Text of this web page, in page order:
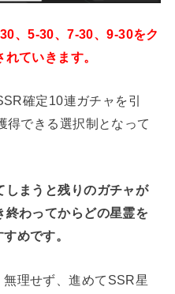
、5-30、7-30、9-30をク
ていきます。
確定10連ガチャを引
得できる選択制となって
しまうと残りのガチャが
わってからどの星霊を
めです。
理せず、進めてSSR星